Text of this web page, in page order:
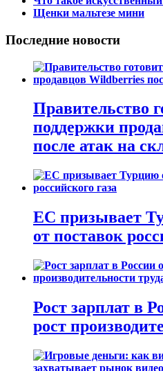
Щенки мальтезе мини
Последние новости
Правительство
поддержки
после атак на
ЕС призывает
от поставок
Рост зарплат в
рост